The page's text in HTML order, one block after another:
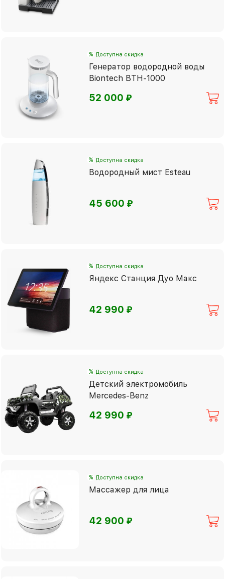
% Доступна скидка
Генератор водородной воды
Biontech BTH-1000
52 000⃏
% Доступна скидка
Водородный мист Esteau
45 600⃏
% Доступна скидка
Яндекс Станция Дуо Макс
42 990⃏
% Доступна скидка
Детский электромобиль
Mercedes-Benz
42 990⃏
% Доступна скидка
Массажер для лица
42 900⃏